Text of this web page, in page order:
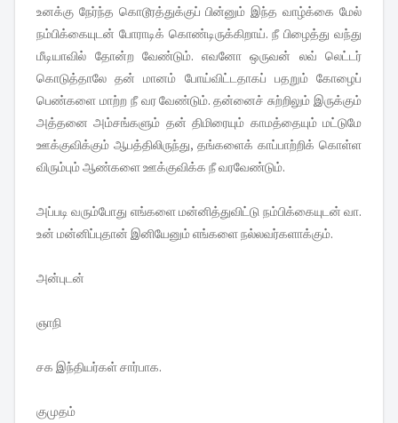
உனக்கு நேர்ந்த கொடூரத்துக்குப் பின்னும் இந்த வாழ்க்கை மேல்
நம்பிக்கையுடன் போராடிக் கொண்டிருக்கிறாய். நீ பிழைத்து வந்து
மீடியாவில் தோன்ற வேண்டும். எவனோ ஒருவன் லவ் லெட்டர்
கொடுத்தாலே தன் மானம் போய்விட்டதாகப் பதறும் கோழைப்
பெண்களை மாற்ற நீ வர வேண்டும். தன்னைச் சுற்றிலும் இருக்கும்
அத்தனை அம்சங்களும் தன் திமிரையும் காமத்தையும் மட்டுமே
ஊக்குவிக்கும் ஆபத்திலிருந்து, தங்களைக் காப்பாற்றிக் கொள்ள
விரும்பும் ஆண்களை ஊக்குவிக்க நீ வரவேண்டும்.
அப்படி வரும்போது எங்களை மன்னித்துவிட்டு நம்பிக்கையுடன் வா.
உன் மன்னிப்புதான் இனியேனும் எங்களை நல்லவர்களாக்கும்.
அன்புடன்
ஞாநி
சக இந்தியர்கள் சார்பாக.
குமுதம்